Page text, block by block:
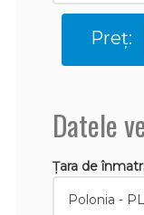
Preț:
Datele
Țara de